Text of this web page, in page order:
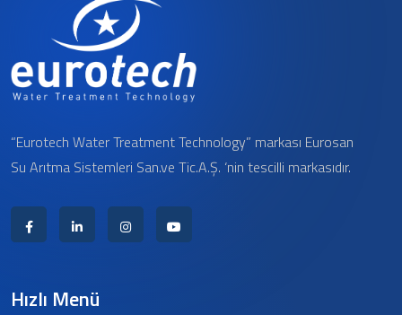
“Eurotech Water Treatment Technology” markası Eurosan
Su Arıtma Sistemleri San.ve Tic.A.Ş. ‘nin tescilli markasıdır.
Hızlı Menü